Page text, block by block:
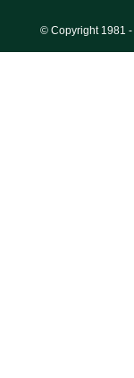
© Copyright 1981 -